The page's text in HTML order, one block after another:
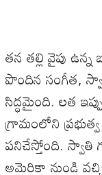
తన తల్లివైపుఉన్న
పొందిన సంగీత,
సిద్ధమైంది. లత
గ్రామంలోని ప్రభుత్వ
పనిచేస్తోంది. స్వాతి
అమెరికా నుండి